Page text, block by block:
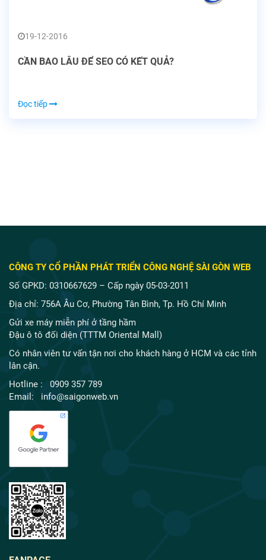
19-12-2016
CẦN BAO LÂU ĐỂ SEO CÓ KẾT QUẢ?
Đọc tiếp
CÔNG TY CỔ PHẦN PHÁT TRIỂN CÔNG NGHỆ SÀI GÒN WEB
Số GPKD: 0310667629 – Cấp ngày 05-03-2011
Địa chỉ: 756A Âu Cơ, Phường Tân Bình, Tp. Hồ Chí Minh
Gửi xe máy miễn phí ở tầng hầm
Đậu ô tô đối diện (TTTM Oriental Mall)
Có nhân viên tư vấn tận nơi cho khách hàng ở HCM và các tỉnh
lân cận.
Hotline : 0909 357 789
Email: info@saigonweb.vn